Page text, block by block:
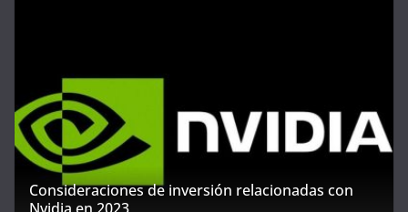
Consideraciones de inversión relacionadas con